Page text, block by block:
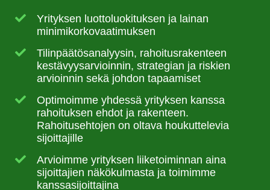
Yrityksen luottoluokituksen ja lainan
minimikorkovaatimuksen
Tilinpäätösanalyysin, rahoitusrakenteen
kestävyysarvioinnin, strategian ja riskien
arvioinnin sekä johdon tapaamiset
Optimoimme yhdessä yrityksen kanssa
rahoituksen ehdot ja rakenteen.
Rahoitusehtojen on oltava houkuttelevia
sijoittajille
Arvioimme yrityksen liiketoiminnan aina
sijoittajien näkökulmasta ja toimimme
kanssasijoittajina